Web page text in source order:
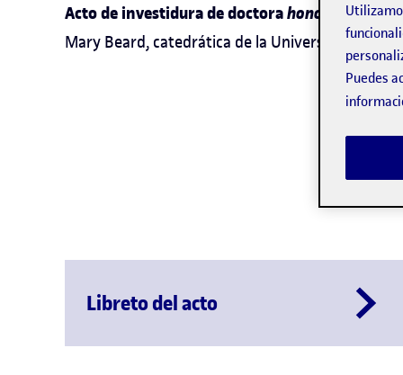
Acto de investidura de doctorahonoris causa
Mary Beard, catedrática de la Universidad de
Libreto del acto
Puedes